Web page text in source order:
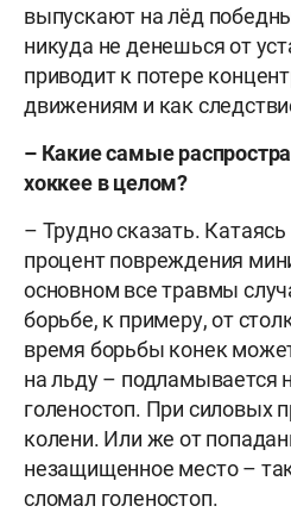
выпускают на лёд
никуда не денешься от
приводит к потере
движениям и как
– Какие самые
хоккее в целом?
– Трудно сказать.
процент повреждения
основном все травмы
борьбе, к примеру, от
время борьбы конек
на льду – подламывается
голеностоп. При силовых
колени. Или же от
незащищенное место –
сломал голеностоп.